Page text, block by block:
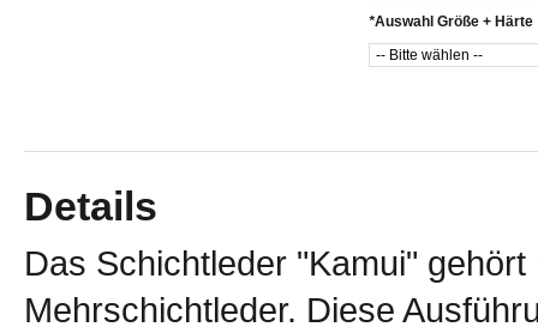
*Auswahl Größe + Härte
Details
Das Schichtleder "Kamui"
Mehrschichtleder. Diese